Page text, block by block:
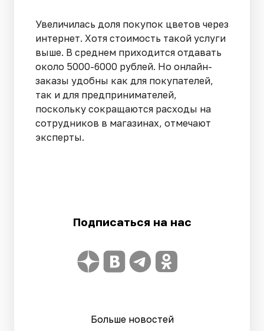
Увеличилась доля покупок цветов через
интернет. Хотя стоимость такой услуги
выше. В среднем приходится отдавать
около 5000-6000 рублей. Но онлайн-
заказы удобны как для покупателей,
так и для предпринимателей,
поскольку сокращаются расходы на
сотрудников в магазинах, отмечают
эксперты.
Подписаться на нас
Больше новостей